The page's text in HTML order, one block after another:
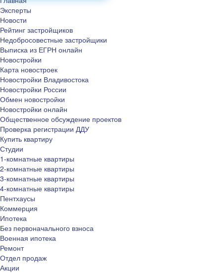
Эксперты
Новости
Рейтинг застройщиков
Недобросовестные застройщики
Выписка из ЕГРН онлайн
Новостройки
Карта новостроек
Новостройки Владивостока
Новостройки России
Обмен новостройки
Новостройки онлайн
Общественное обсуждение проектов
Проверка регистрации ДДУ
Купить квартиру
Студии
1-комнатные квартиры
2-комнатные квартиры
3-комнатные квартиры
4-комнатные квартиры
Пентхаусы
Коммерция
Ипотека
Без первоначального взноса
Военная ипотека
Ремонт
Отдел продаж
Акции